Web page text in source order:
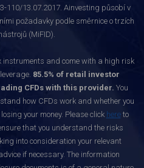
110/13.07.2017. Ainvesting působí v
požadavky podle směrnice o trzích
(MiFID).
instruments and come with a high risk
85.5% of retail investor
CFDs with this provider. You
how CFDs work and whether you
your money. Please click hereto
that you understand the risks
into consideration your relevant
if necessary. The information